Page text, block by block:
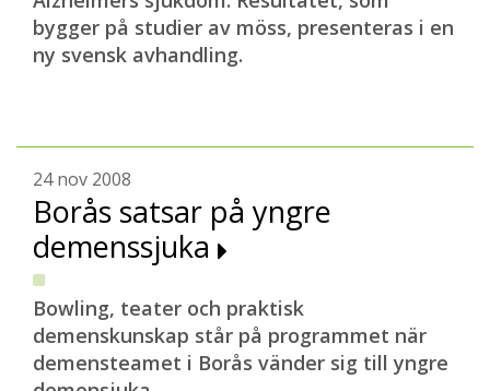
bygger på studier av möss, presenteras i en
ny svensk avhandling.
24 nov 2008
Borås satsar på yngre
demenssjuka
Bowling, teater och praktisk
demenskunskap står på programmet när
demensteamet i Borås vänder sig till yngre